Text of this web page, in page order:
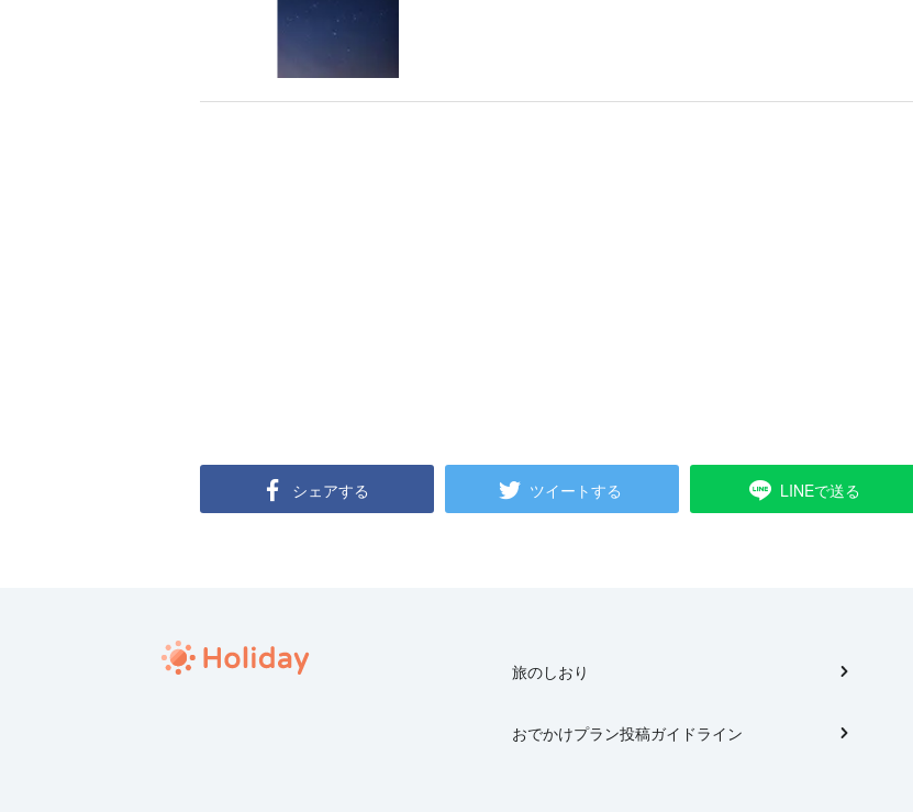
シェアする ツイートする LINEで送る
旅のしおり
おでかけプラン投稿ガイドライン